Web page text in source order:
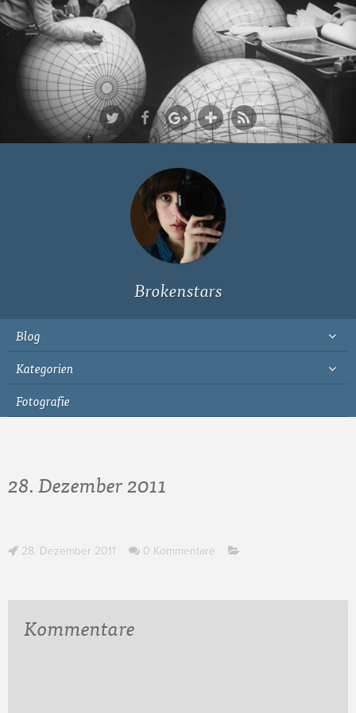
Ich bin Fyn,
23, und
wohne in
Köln
Brokenstars
Blog
Kategorien
Fotografie
28. Dezember 2011
28. Dezember 2011 0 Kommentare
Kommentare